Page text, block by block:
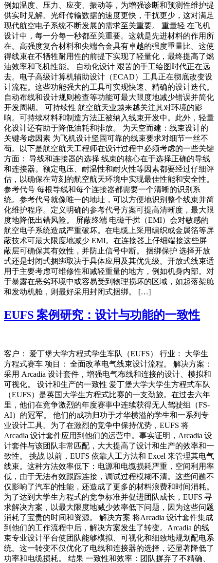
例如温度、压力、应变、振动等，为增强诊断和预测性维护提
供实时见解。光纤传输数据的速度更快，干扰更少，这对满足
现代航空电子系统不断发展的需求至关重要。 重量轻 在飞机
设计中，每一分每一秒都至关重要。这就是先进材料的作用所
在。高强度复合材料和尖端合金具有卓越的强度重量比。这使
得线束在不牺牲耐用性的前提下实现了轻量化，最终提高了燃
油效率和飞机性能。 自动化设计 艰苦的手工绘图时代正在远
去。电子高级计算机辅助设计（ECAD）工具正在彻底改变设
计流程。这些功能强大的工具可实现快速、精确的设计迭代。
自动布线和设计规则检查等功能可最大限度地减少错误并简化
开发周期。 可持续性 航空航天业越来越关注其对环境的影
响。可持续材料和制造方法正被纳入线束开发中。此外，轻量
化设计还有助于降低油耗和排放。 为天空而建：线束设计的
关键考虑因素 为飞机设计坚固可靠的线束要求对细节一丝不
苟。以下是航空航天工程师在设计过程中必须考虑的一些关键
方面： 导线和连接器的选择 线束的核心在于选择正确的导线
和连接器。额定电压、耐温性和耐火性等因素都要经过仔细评
估，以确保在苛刻的航空航天环境中实现最佳性能和安全性。
参考代号 每根导线和每个连接器都需要一个清晰的识别系
统。参考代号就像唯一的地址，可以方便地识别整个线束并简
化维护程序。定义明确的参考代号方案可提高清晰度，最大限
度地降低出错风险。 屏蔽终端 电磁干扰（EMI）会对敏感的
航空电子系统造成严重破坏。在电缆上采用编织或金属箔等屏
蔽技术可最大限度地减少 EMI。在连接器上仔细端接这些屏
蔽层可确保其有效性，并防止信号中断。 捆绑保护 选择开放
式还是封闭式捆绑取决于具体应用及其优先级。开放式线束适
用于主要考虑可维修性和减轻重量的地方，例如机身内部。对
于暴露在恶劣环境中或容易受到物理损坏的区域，如起落架舱
和发动机舱，则最好采用封闭式捆绑。 […]
EUFS 案例研究：设计与功能的一致性
客户： 爱丁堡大学方程式学生车队（EUFS） 行业： 大学生
方程式赛车 项目： 全面改革电气线束设计流程。 解决方案：
采用 Arcadia 设计套件，增强电气布线和连接的设计、模拟和
可视化。 设计和生产的一致性 爱丁堡大学大学生方程式车队
（EUFS）是英国大学生方程式比赛的一支劲旅。在过去六年
里，他们在竞争激烈的年度赛事中连续获得无人驾驶组（FS-
AI）的冠军。 他们的成功归功于才华横溢的学生和一系列专
业设计工具。为了在激烈的竞争中保持优势，EUFS 将
Arcadia 设计套件应用到他们的运营中。事实证明，Arcadia 设
计套件与该团队非常匹配，大大提高了设计和生产的效率和一
致性。 挑战 以前，EUFS 依靠人工方法和 Excel 来管理其电气
线束。这种方法效率低下：电源和电缆损耗严重，空间利用率
低，由于无法有效跟踪连接，调试过程模糊不清。这些问题不
仅影响了汽车的性能，还造成了更多的材料浪费和时间消耗。
为了达到大学生方程式的竞争标准并促进团队成长，EUFS 寻
求解决方案，以最大限度地减少效率低下问题，因为这些问题
消耗了宝贵的时间和资源。 解决方案 将Arcadia 设计套件集成
到他们的工作流程中后，解决方案发生了转变。Arcadia 的线
束专业设计平台使团队能够模拟、可视化和细致地规划配电系
统。这一转变不仅优化了电线和连接器的选择，还显著降低了
功率和电缆损耗。 结果 一致性和效率：团队摒弃了不精确、